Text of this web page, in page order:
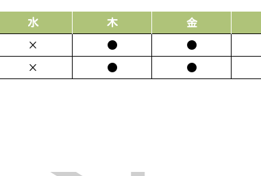
水 木 金
× ● ●
× ● ●